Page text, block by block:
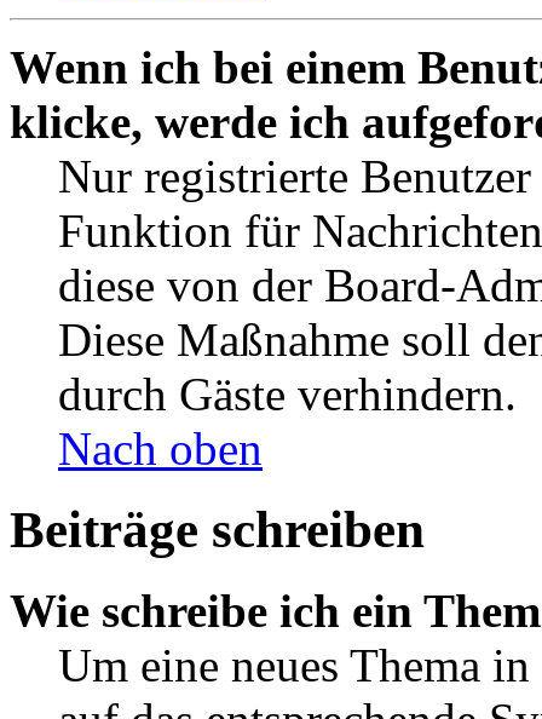
Wenn ich bei einem
klicke, werde ich
Nur registrierte
Funktion für
diese von der Board-
Diese Maßnahme soll
durch Gäste verhindern.
Nach oben
Beiträge schreiben
Wie schreibe ich ein
Um eine neues Thema